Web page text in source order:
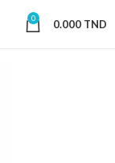
0 0.000 TND